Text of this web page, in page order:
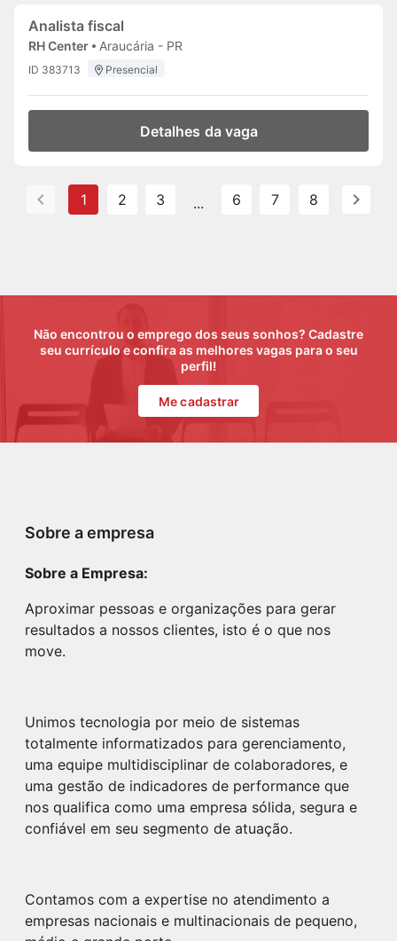
Analista fiscal
RH Center Araucária - PR
ID 383713 Presencial
Detalhes da vaga
1 2 3 ... 6 7 8
Não encontrou o emprego dos seus sonhos? Cadastre
seu currículo e confira as melhores vagas para o seu
perfil!
Me cadastrar
Sobre a empresa
Sobre a Empresa:
Aproximar pessoas e organizações para gerar
resultados a nossos clientes, isto é o que nos
move.
Unimos tecnologia por meio de sistemas
totalmente informatizados para gerenciamento,
uma equipe multidisciplinar de colaboradores, e
uma gestão de indicadores de performance que
nos qualifica como uma empresa sólida, segura e
confiável em seu segmento de atuação.
Contamos com a expertise no atendimento a
empresas nacionais e multinacionais de pequeno,